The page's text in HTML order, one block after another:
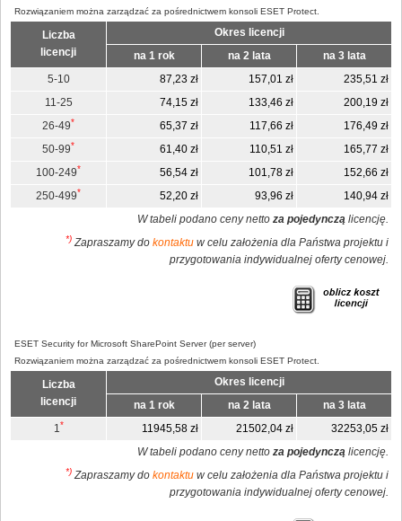
Rozwiązaniem można zarządzać za pośrednictwem konsoli ESET Protect.
Liczba
licencji
Okres licencji
na 1 rok
na 2 lata na 3 lata
W tabeli podano ceny netto za pojedynczą licencję.
*)Zapraszamy do kontaktu w celu założenia dla Państwa projektu i
przygotowania indywidualnej oferty cenowej.
5-10 87,23 zł 157,01 zł
235,51 zł
11-25
74,15 zł 133,46 zł
200,19 zł
26-49* 65,37 zł 117,66 zł
176,49 zł
50-99* 61,40 zł 110,51 zł
165,77 zł
100-249* 56,54 zł 101,78 zł
152,66 zł
250-499* 52,20 zł 93,96 zł 140,94 zł
ESET Security for Microsoft SharePoint Server (per server)
Rozwiązaniem można zarządzać za pośrednictwem konsoli ESET Protect.
Liczba
licencji
Okres licencji
na 1 rok
na 2 lata na 3 lata
W tabeli podano ceny netto za pojedynczą licencję.
*)Zapraszamy do kontaktu w celu założenia dla Państwa projektu i
przygotowania indywidualnej oferty cenowej.
1* 11945,58 zł 21502,04 zł 32253,05 zł